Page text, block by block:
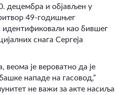
децембра и објављен у
49-годишњег
идентификовали као бившег
снага Сергеја
веома је вероватно да је
нападе на гасовод,”
не важи за акте насиља